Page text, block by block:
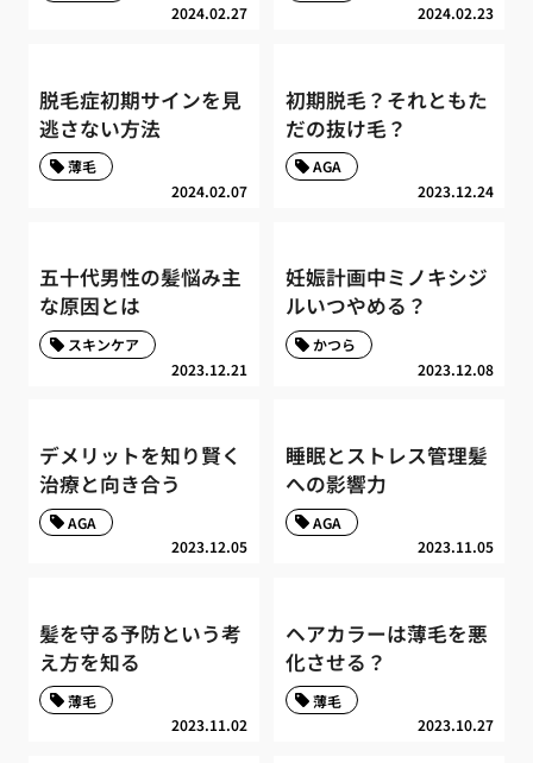
2024.02.27 2024.02.23
脱毛症初期サインを見
逃さない方法
2024.02.07
薄毛
初期脱毛？それともた
だの抜け毛？
2023.12.24
AGA
五十代男性の髪悩み主
な原因とは
2023.12.21
スキンケア
妊娠計画中ミノキシジ
ルいつやめる？
2023.12.08
かつら
デメリットを知り賢く
治療と向き合う
2023.12.05
AGA
睡眠とストレス管理髪
への影響力
2023.11.05
AGA
髪を守る予防という考
え方を知る
2023.11.02
薄毛
ヘアカラーは薄毛を悪
化させる？
2023.10.27
薄毛